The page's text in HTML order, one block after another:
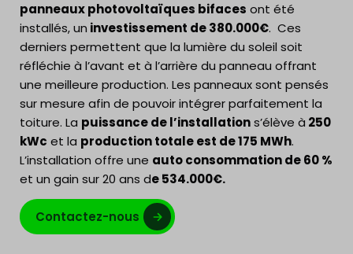
panneaux photovoltaïques bifaces ont été
installés, un investissement de 380.000€. Ces
derniers permettent que la lumière du soleil soit
réfléchie à l’avant et à l’arrière du panneau offrant
une meilleure production. Les panneaux sont pensés
sur mesure afin de pouvoir intégrer parfaitement la
toiture. La puissance de l’installations’élève à 250
kWc et la production totale est de 175 MWh.
L’installation offre une auto consommation de 60 %
et un gain sur 20 ans de 534.000€.
Contactez-nous